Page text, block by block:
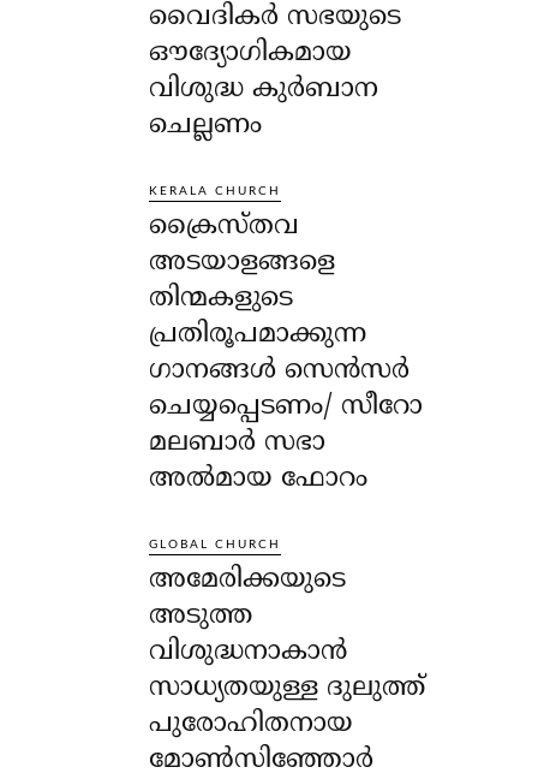
വൈദികർ സഭയുടെ
ഔദ്യോഗികമായ
വിശുദ്ധ കുർബാന
ചെല്ലണം
KERALA CHURCH
ക്രൈസ്തവ
അടയാളങ്ങളെ
തിന്മകളുടെ
പ്രതിരൂപമാക്കുന്ന
ഗാനങ്ങൾ സെൻസർ
ചെയ്യപ്പെടണം/ സീറോ
മലബാർ സഭാ
അൽമായ ഫോറം
GLOBAL CHURCH
അമേരിക്കയുടെ
അടുത്ത
വിശുദ്ധനാകാൻ
സാധ്യതയുള്ള ദുലുത്ത്
പുരോഹിതനായ
മോൺസിഞ്ഞോർ